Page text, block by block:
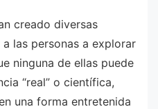
creado diversas
las personas a explorar
ninguna de ellas puede
“real” o científica,
una forma entretenida